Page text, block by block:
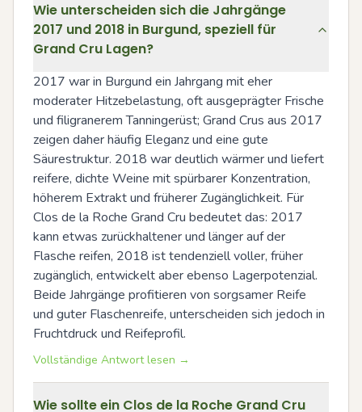
Wie unterscheiden sich die Jahrgänge
2017 und 2018 in Burgund, speziell für
Grand Cru Lagen?
2017 war in Burgund ein Jahrgang mit eher
moderater Hitzebelastung, oft ausgeprägter Frische
und filigranerem Tanningerüst; Grand Crus aus 2017
zeigen daher häufig Eleganz und eine gute
Säurestruktur. 2018 war deutlich wärmer und liefert
reifere, dichte Weine mit spürbarer Konzentration,
höherem Extrakt und früherer Zugänglichkeit. Für
Clos de la Roche Grand Cru bedeutet das: 2017
kann etwas zurückhaltener und länger auf der
Flasche reifen, 2018 ist tendenziell voller, früher
zugänglich, entwickelt aber ebenso Lagerpotenzial.
Beide Jahrgänge profitieren von sorgsamer Reife
und guter Flaschenreife, unterscheiden sich jedoch in
Fruchtdruck und Reifeprofil.
Vollständige Antwort lesen →
Wie sollte ein Clos de la Roche Grand Cru